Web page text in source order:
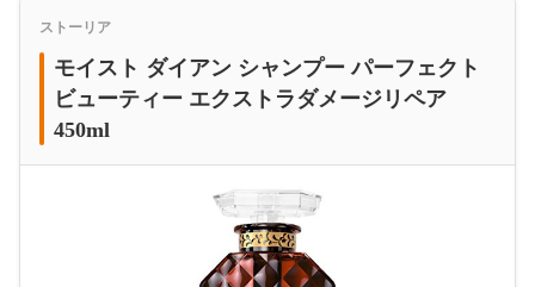
ストーリア
モイスト ダイアン シャンプー パーフェクト
ビューティー エクストラダメージリペア
450ml